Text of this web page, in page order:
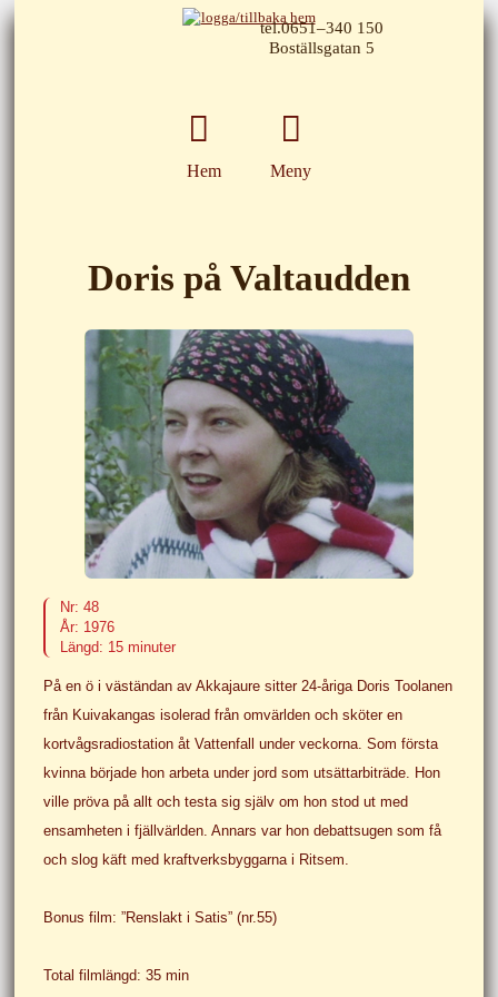
tel.0651–340 150
Boställsgatan 5
Hem Meny
Doris på Valtaudden
Nr: 48
År: 1976
Längd: 15 minuter
På en ö i väständan av Akkajaure sitter 24-åriga Doris Toolanen
från Kuivakangas isolerad från omvärlden och sköter en
kortvågsradiostation åt Vattenfall under veckorna. Som första
kvinna började hon arbeta under jord som utsättarbiträde. Hon
ville pröva på allt och testa sig själv om hon stod ut med
ensamheten i fjällvärlden. Annars var hon debattsugen som få
och slog käft med kraftverksbyggarna i Ritsem.
Bonus film: ”Renslakt i Satis” (nr.55)
Total filmlängd: 35 min